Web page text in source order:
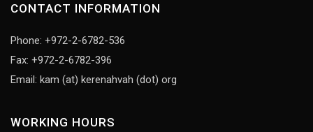
CONTACT INFORMATION
Phone: +972-2-6782-536
Fax: +972-2-6782-396
Email: kam (at) kerenahvah (dot) org
WORKING HOURS